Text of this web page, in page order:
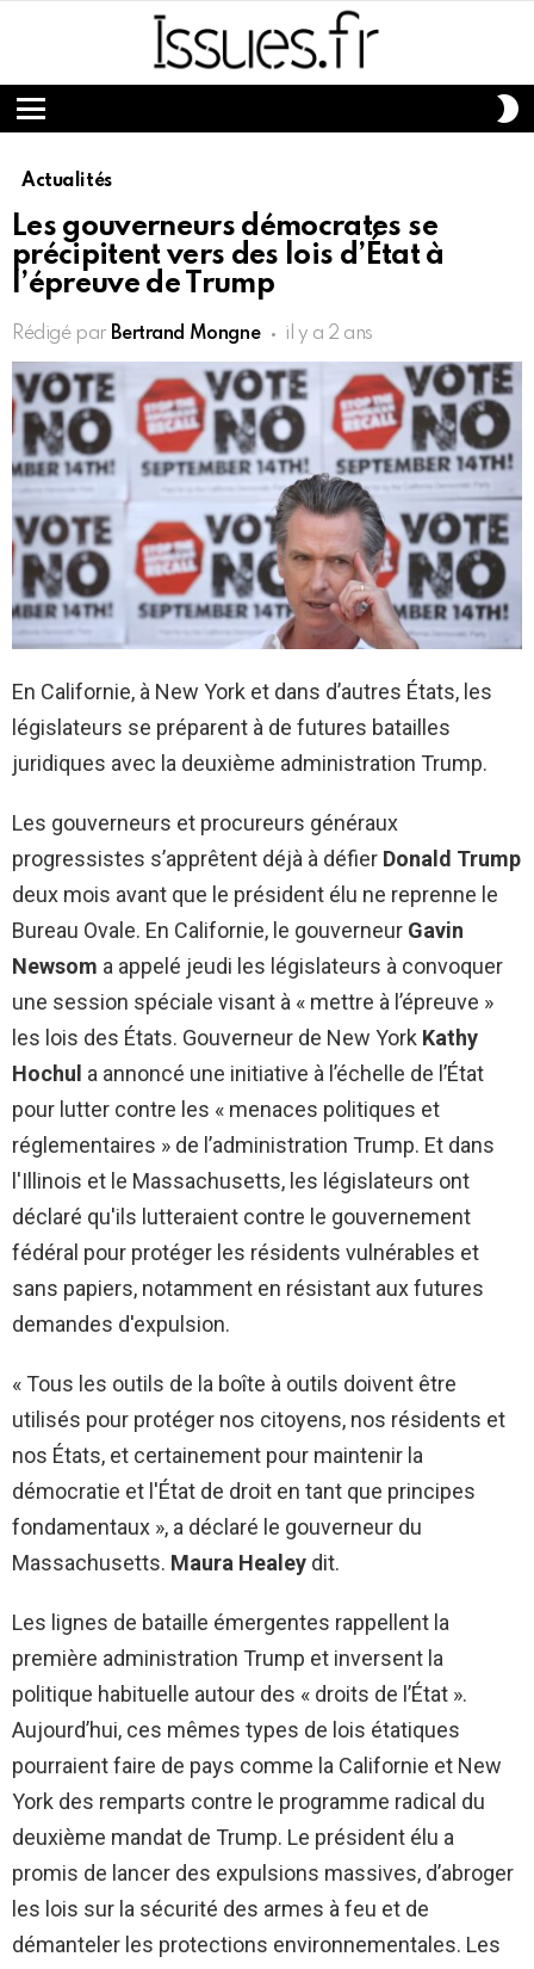
Menu
Actualités
Les gouverneurs démocrates se
précipitent vers des lois d’État à
l’épreuve de Trump
Rédigé par Bertrand Mongne il y a 2 ans
En Californie, à New York et dans d’autres États, les
législateurs se préparent à de futures batailles
juridiques avec la deuxième administration Trump.
Les gouverneurs et procureurs généraux
progressistes s’apprêtent déjà à défier Donald Trump
deux mois avant que le président élu ne reprenne le
Bureau Ovale. En Californie, le gouverneur Gavin
Newsom a appelé jeudi les législateurs à convoquer
une session spéciale visant à « mettre à l’épreuve »
les lois des États. Gouverneur de New York Kathy
Hochul a annoncé une initiative à l’échelle de l’État
pour lutter contre les « menaces politiques et
réglementaires » de l’administration Trump. Et dans
l'Illinois et le Massachusetts, les législateurs ont
déclaré qu'ils lutteraient contre le gouvernement
fédéral pour protéger les résidents vulnérables et
sans papiers, notamment en résistant aux futures
demandes d'expulsion.
« Tous les outils de la boîte à outils doivent être
utilisés pour protéger nos citoyens, nos résidents et
nos États, et certainement pour maintenir la
démocratie et l'État de droit en tant que principes
fondamentaux », a déclaré le gouverneur du
Massachusetts. Maura Healey dit.
Les lignes de bataille émergentes rappellent la
première administration Trump et inversent la
politique habituelle autour des « droits de l’État ».
Aujourd’hui, ces mêmes types de lois étatiques
pourraient faire de pays comme la Californie et New
York des remparts contre le programme radical du
deuxième mandat de Trump. Le président élu a
promis de lancer des expulsions massives, d’abroger
les lois sur la sécurité des armes à feu et de
démanteler les protections environnementales. Les